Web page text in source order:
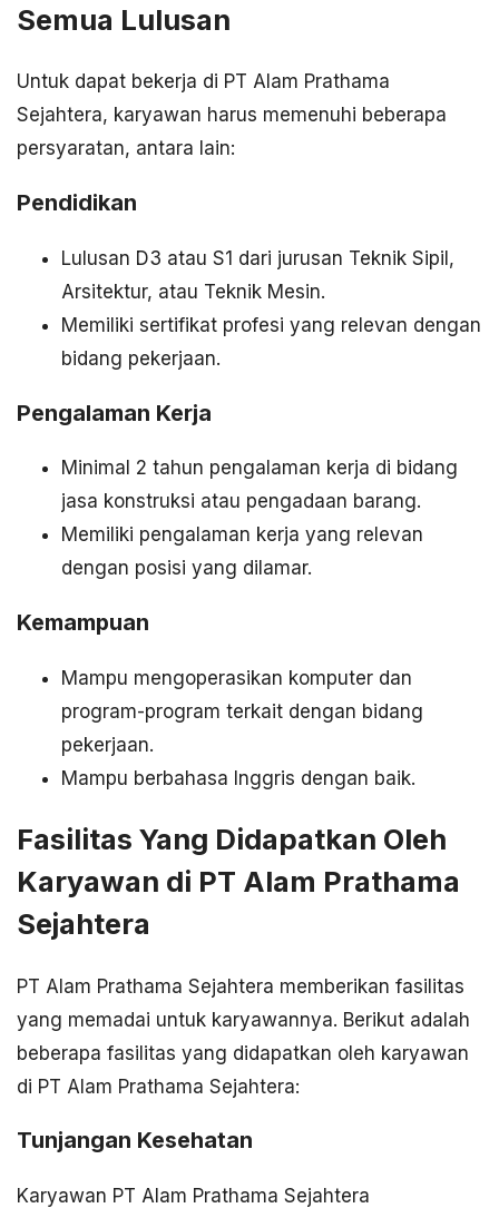
Semua Lulusan
Untuk dapat bekerja di PT Alam Prathama
Sejahtera, karyawan harus memenuhi beberapa
persyaratan, antara lain:
Pendidikan
Lulusan D3 atau S1 dari jurusan Teknik Sipil,
Arsitektur, atau Teknik Mesin.
Memiliki sertifikat profesi yang relevan dengan
bidang pekerjaan.
Pengalaman Kerja
Minimal 2 tahun pengalaman kerja di bidang
jasa konstruksi atau pengadaan barang.
Memiliki pengalaman kerja yang relevan
dengan posisi yang dilamar.
Kemampuan
Mampu mengoperasikan komputer dan
program-program terkait dengan bidang
pekerjaan.
Mampu berbahasa Inggris dengan baik.
Fasilitas Yang Didapatkan Oleh
Karyawan di PT Alam Prathama
Sejahtera
PT Alam Prathama Sejahtera memberikan fasilitas
yang memadai untuk karyawannya. Berikut adalah
beberapa fasilitas yang didapatkan oleh karyawan
di PT Alam Prathama Sejahtera:
Tunjangan Kesehatan
Karyawan PT Alam Prathama Sejahtera